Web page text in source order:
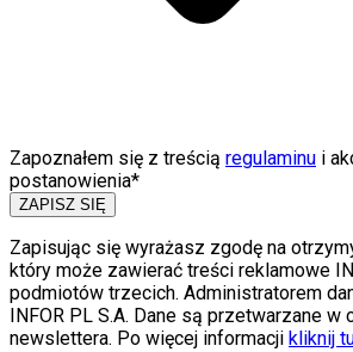
Zapoznałem się z treścią regulaminu i
postanowienia*
ZAPISZ SIĘ
Zapisując się wyrażasz zgodę na
który może zawierać treści reklamowe
podmiotów trzecich. Administratorem
INFOR PL S.A. Dane są przetwarzane w
newslettera. Po więcej informacji kliknij